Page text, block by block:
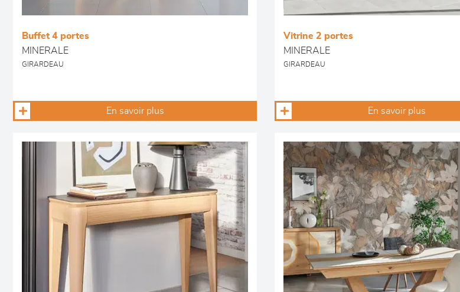
Buffet 4 portes
MINERALE
GIRARDEAU
En savoir plus
Vitrine 2 portes
MINERALE
GIRARDEAU
En savoir plus